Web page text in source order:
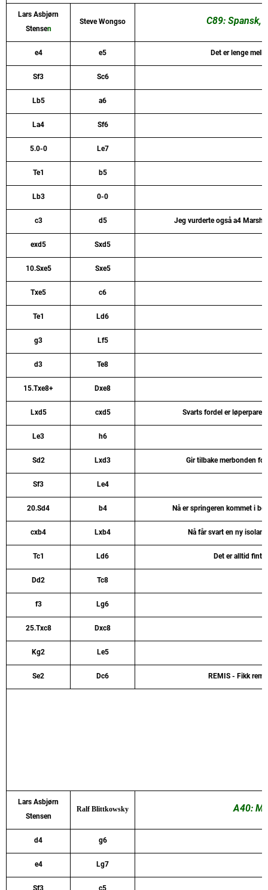
Lars Asbjørn
Stensen
Steve Wongso C89: Spansk,
e4 e5 Det er lenge
Sf3 Sc6
Lb5 a6
La4 Sf6
5.0-0 Le7
Te1 b5
Lb3 0-0
c3 d5 Jeg vurderte også a4
exd5 Sxd5
10.Sxe5 Sxe5
Txe5 c6
Te1 Ld6
g3 Lf5
d3 Te8
15.Txe8+ Dxe8
Lxd5 cxd5 Svarts fordel er
Le3 h6
Sd2 Lxd3 Gir tilbake merbonden
Sf3 Le4
20.Sd4 b4 Nå er springeren kommet i
cxb4 Lxb4 Nå får svart en ny
Tc1 Ld6 Det er alltid fint
Dd2 Tc8
f3 Lg6
25.Txc8 Dxc8
Kg2 Le5
Se2 Dc6 REMIS - Fikk
Lars Asbjørn
Stensen
Ralf Blittkowsky A40:
d4 g6
e4 Lg7
Sf3 c5